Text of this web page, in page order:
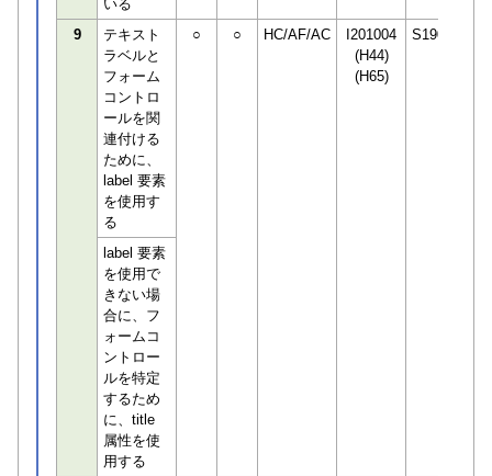
いる
9
テキスト
ラベルと
フォーム
コントロ
ールを関
連付ける
ために、
label 要素
を使用す
る
○ ○ HC/AF/AC
I201004
(H44)
(H65)
S190498
label 要素
を使用で
きない場
合に、フ
ォームコ
ントロー
ルを特定
するため
に、title
属性を使
用する